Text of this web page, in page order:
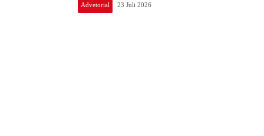
Advetorial 23 Juli 2026